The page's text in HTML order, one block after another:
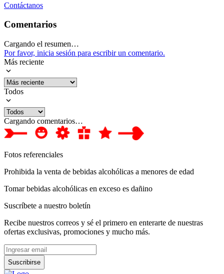
Contáctanos
Comentarios
Cargando el resumen…
Por favor, inicia sesión para escribir un comentario.
Más reciente
Todos
Cargando comentarios…
Fotos referenciales
Prohibida la venta de bebidas alcohólicas a menores de edad
Tomar bebidas alcohólicas en exceso es dañino
Suscríbete a nuestro boletín
Recibe nuestros correos y sé el primero en enterarte de nuestras
ofertas exclusivas, promociones y mucho más.
Suscribirse